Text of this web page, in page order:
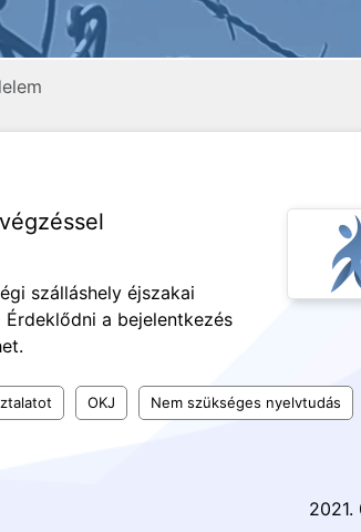
szálláshely éjszakai
a bejelentkezés
OKJ Nem szükséges nyelvtudás
2021.